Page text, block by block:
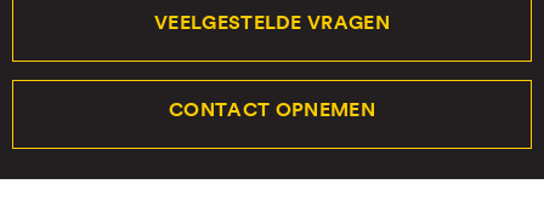
VEELGESTELDE VRAGEN
CONTACT OPNEMEN